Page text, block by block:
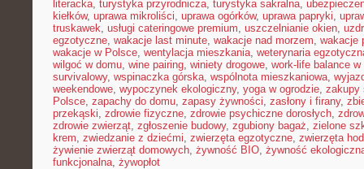
literacka, turystyka przyrodnicza, turystyka sakralna,
kiełków, uprawa mikroliści, uprawa ogórków, uprawa papryki,
truskawek, usługi cateringowe premium, uszczelnianie okien,
egzotyczne, wakacje last minute, wakacje nad morzem, wakacje
wakacje w Polsce, wentylacja mieszkania, weterynaria
wilgoć w domu, wine pairing, winiety drogowe, work-life balance w
survivalowy, wspinaczka górska, wspólnota mieszkaniowa,
weekendowe, wypoczynek ekologiczny, yoga w ogrodzie, zakupy
Polsce, zapachy do domu, zapasy żywności, zasłony i firany,
przekąski, zdrowie fizyczne, zdrowie psychiczne dorosłych,
zdrowie zwierząt, zgłoszenie budowy, zgubiony bagaż, zielone
krem, zwiedzanie z dziećmi, zwierzęta egzotyczne, zwierzęta
żywienie zwierząt domowych, żywność BIO, żywność
funkcjonalna, żywopłot